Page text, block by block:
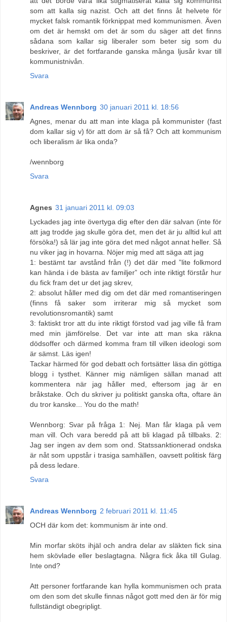
som att kalla sig nazist. Och att det finns åt helvete för
mycket falsk romantik förknippat med kommunismen. Även
om det är hemskt om det är som du säger att det finns
sådana som kallar sig liberaler som beter sig som du
beskriver, är det fortfarande ganska många ljusår kvar till
kommunistnivån.
Svara
Andreas Wennborg 30 januari 2011 kl. 18:56
Agnes, menar du att man inte klaga på kommunister (fast
dom kallar sig v) för att dom är så få? Och att kommunism
och liberalism är lika onda?
/wennborg
Svara
Agnes 31 januari 2011 kl. 09:03
Lyckades jag inte övertyga dig efter den där salvan (inte för
att jag trodde jag skulle göra det, men det är ju alltid kul att
försöka!) så lär jag inte göra det med något annat heller. Så
nu viker jag in hovarna. Nöjer mig med att säga att jag
1: bestämt tar avstånd från (!) det där med ”lite folkmord
kan hända i de bästa av familjer” och inte riktigt förstår hur
du fick fram det ur det jag skrev,
2: absolut håller med dig om det där med romantiseringen
(finns få saker som irriterar mig så mycket som
revolutionsromantik) samt
3: faktiskt tror att du inte riktigt förstod vad jag ville få fram
med min jämförelse. Det var inte att man ska räkna
dödsoffer och därmed komma fram till vilken ideologi som
är sämst. Läs igen!
Tackar härmed för god debatt och fortsätter läsa din göttiga
blogg i tysthet. Känner mig nämligen sällan manad att
kommentera när jag håller med, eftersom jag är en
bråkstake. Och du skriver ju politiskt ganska ofta, oftare än
du tror kanske... You do the math!
Wennborg: Svar på fråga 1: Nej. Man får klaga på vem
man vill. Och vara beredd på att bli klagad på tillbaks. 2:
Jag ser ingen av dem som ond. Statssanktionerad ondska
är nåt som uppstår i trasiga samhällen, oavsett politisk färg
på dess ledare.
Svara
Andreas Wennborg 2 februari 2011 kl. 11:45
OCH där kom det: kommunism är inte ond.
Min morfar sköts ihjäl och andra delar av släkten fick sina
hem skövlade eller beslagtagna. Några fick åka till Gulag.
Inte ond?
Att personer fortfarande kan hylla kommunismen och prata
om den som det skulle finnas något gott med den är för mig
fullständigt obegripligt.